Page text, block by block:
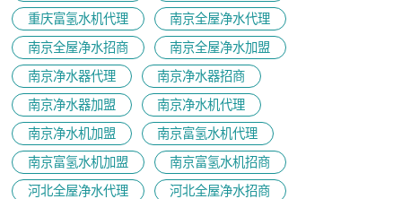
重庆富氢水机代理
南京全屋净水代理
南京全屋净水招商
南京全屋净水加盟
南京净水器代理
南京净水器招商
南京净水器加盟
南京净水机代理
南京净水机加盟
南京富氢水机代理
南京富氢水机加盟
南京富氢水机招商
河北全屋净水代理
河北全屋净水招商